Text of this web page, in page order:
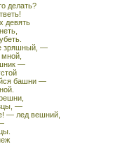
делать?
девять
зряшный, —
—
башни —
—
— лед вешний,